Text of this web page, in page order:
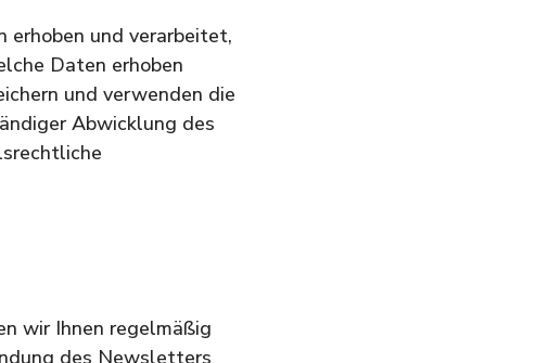
erhoben und verarbeitet,
Daten erhoben
und verwenden die
Abwicklung des
wir Ihnen regelmäßig
des Newsletters